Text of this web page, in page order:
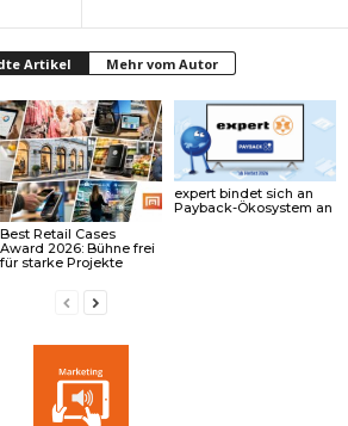
Artikel Mehr vom Autor
Best Retail Cases
Award 2026: Bühne frei
für starke Projekte
expert bindet sich an
Payback-Ökosystem an